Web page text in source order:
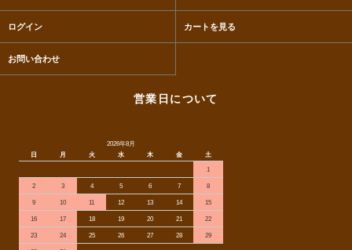
ログイン カートを見る
お問い合わせ
営業日について
2026年8月
日
月 火 水 木 金
土
1
2 3 4 5 6 7 8
9 10 11 12 13 14 15
16 17 18 19 20 21 22
23 24 25 26 27 28 29